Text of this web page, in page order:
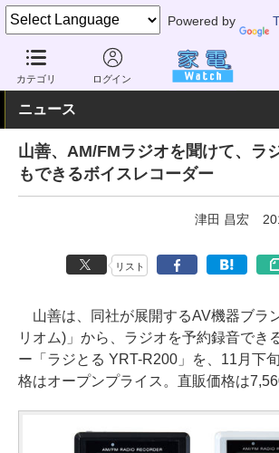
Powered by
カテゴリ ログイン
家電 Watch その他・家電 時計・文具
ニュース
山善、AM/FMラジオを聞けて、ラ
もできるボイスレコーダー
津田 昌宏
リスト
山善は、同社が展開するAV機器ブラ
リオム)」から、ラジオを予約録音でき
ー「ラジとる YRT-R200」を、11月下
格はオープンプライス。直販価格は